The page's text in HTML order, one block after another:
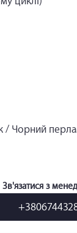
/ Чорний
Зв'язатися з